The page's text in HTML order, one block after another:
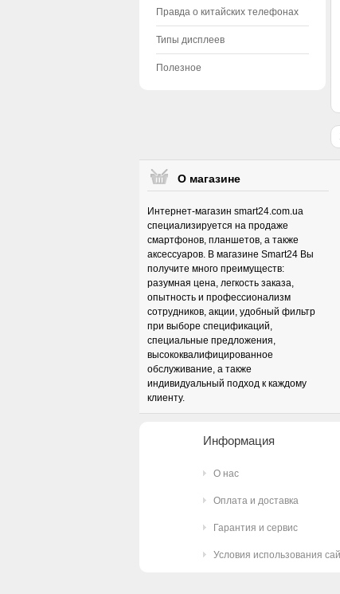
Правда о китайских телефонах
Типы дисплеев
Полезное
О магазине
Интернет-магазин smart24.com.ua
специализируется на продаже
смартфонов, планшетов, а также
аксессуаров. В магазине Smart24 Вы
получите много преимуществ:
разумная цена, легкость заказа,
опытность и профессионализм
сотрудников, акции, удобный фильтр
при выборе спецификаций,
специальные предложения,
высококвалифицированное
обслуживание, а также
индивидуальный подход к каждому
клиенту.
Информация
О нас
Оплата и доставка
Гарантия и сервис
Условия использования